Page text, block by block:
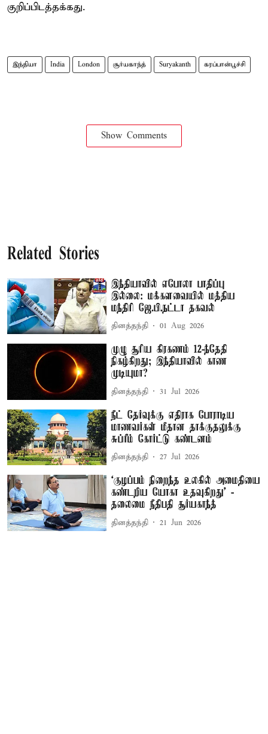
குறிப்பிடத்தக்கது.
இந்தியா India London சூர்யகாந்த் Suryakanth கரப்பான்பூச்சி
Show Comments
Related Stories
இந்தியாவில் எபோலா பாதிப்பு
இல்லை: மக்களவையில் மத்திய
மந்திரி ஜே.பி.நட்டா தகவல்
தினத்தந்தி 01 Aug 2026
முழு சூரிய கிரகணம் 12-ந்தேதி
நிகழ்கிறது; இந்தியாவில் காண
முடியுமா?
தினத்தந்தி 31 Jul 2026
நீட் தேர்வுக்கு எதிராக போராடிய
மாணவர்கள் மீதான தாக்குதலுக்கு
சுப்ரீம் கோர்ட்டு கண்டனம்
தினத்தந்தி 27 Jul 2026
‘குழப்பம் நிறைந்த உலகில் அமைதியை
கண்டறிய யோகா உதவுகிறது’ -
தலைமை நீதிபதி சூர்யகாந்த்
தினத்தந்தி 21 Jun 2026